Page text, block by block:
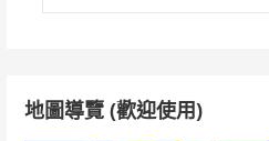
地圖導覽 (歡迎使用)